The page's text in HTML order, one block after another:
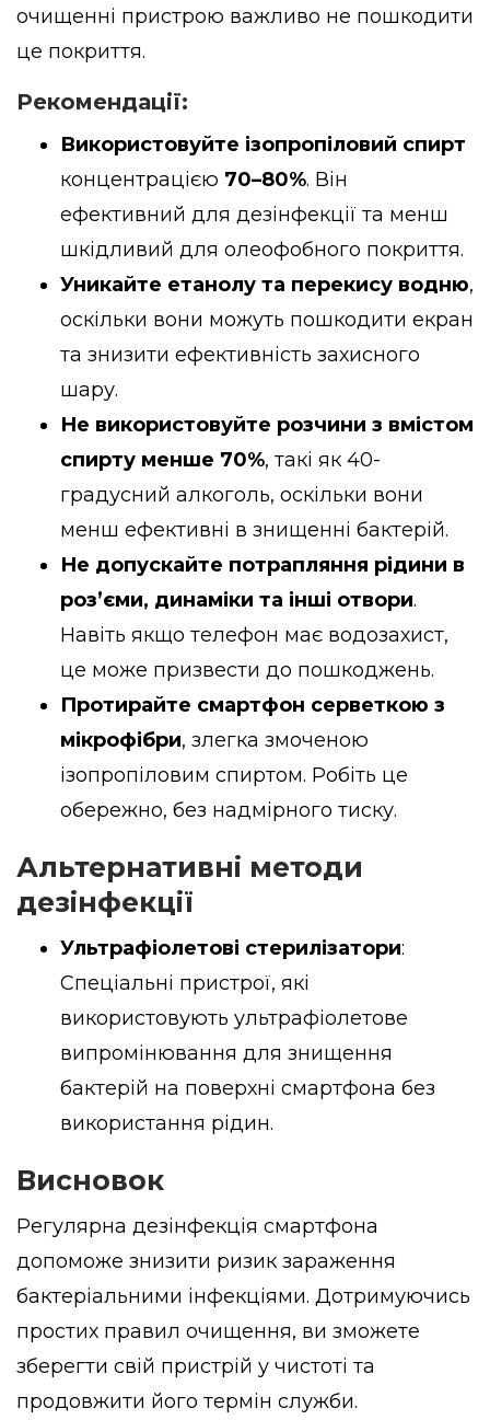
очищенні пристрою важливо не пошкодити
це покриття.
Рекомендації:
Використовуйте ізопропіловий спирт
концентрацією 70–80%. Він
ефективний для дезінфекції та менш
шкідливий для олеофобного покриття.
Уникайте етанолу та перекису водню,
оскільки вони можуть пошкодити екран
та знизити ефективність захисного
шару.
Не використовуйте розчини з вмістом
спирту менше 70%, такі як 40-
градусний алкоголь, оскільки вони
менш ефективні в знищенні бактерій.
Не допускайте потрапляння рідини в
роз’єми, динаміки та інші отвори.
Навіть якщо телефон має водозахист,
це може призвести до пошкоджень.
Протирайте смартфон серветкою з
мікрофібри, злегка змоченою
ізопропіловим спиртом. Робіть це
обережно, без надмірного тиску.
Альтернативні методи
дезінфекції
Ультрафіолетові стерилізатори:
Спеціальні пристрої, які
використовують ультрафіолетове
випромінювання для знищення
бактерій на поверхні смартфона без
використання рідин.
Висновок
Регулярна дезінфекція смартфона
допоможе знизити ризик зараження
бактеріальними інфекціями. Дотримуючись
простих правил очищення, ви зможете
зберегти свій пристрій у чистоті та
продовжити його термін служби.